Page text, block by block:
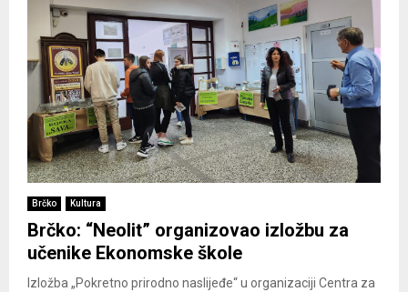
Brčko Kultura
Brčko: “Neolit” organizovao izložbu za
učenike Ekonomske škole
Izložba „Pokretno prirodno naslijeđe“ u organizaciji Centra za